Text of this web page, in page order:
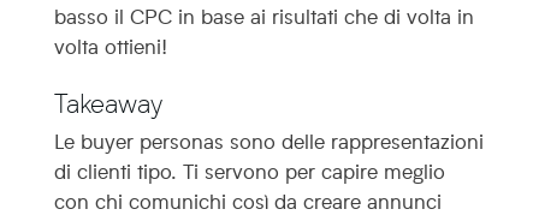
basso il CPC in base ai risultati che di volta in
volta ottieni!
Takeaway
Le buyer personas sono delle rappresentazioni
di clienti tipo. Ti servono per capire meglio
con chi comunichi così da creare annunci